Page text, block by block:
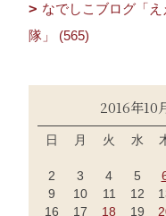
なでしこブログ「
隊」 (565)
2016年10
日 月 火 水
2
3 4 5
9
10 11 12
16
17 18 19